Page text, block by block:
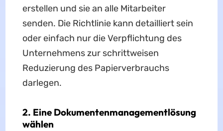
erstellen und sie an alle Mitarbeiter
senden. Die Richtlinie kann detailliert sein
oder einfach nur die Verpflichtung des
Unternehmens zur schrittweisen
Reduzierung des Papierverbrauchs
darlegen.
2. Eine Dokumentenmanagementlösung
wählen